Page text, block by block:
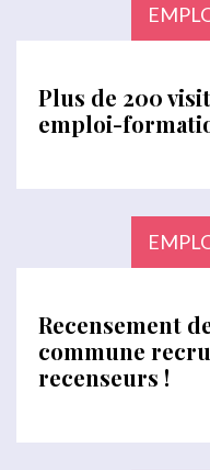
Plus de 200
emploi-
Recensement
commune
recenseurs !